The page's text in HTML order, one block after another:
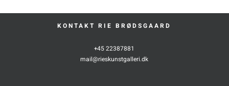
KONTAKT RIE BRØDSGAARD
+45 22387881
mail@rieskunstgalleri.dk